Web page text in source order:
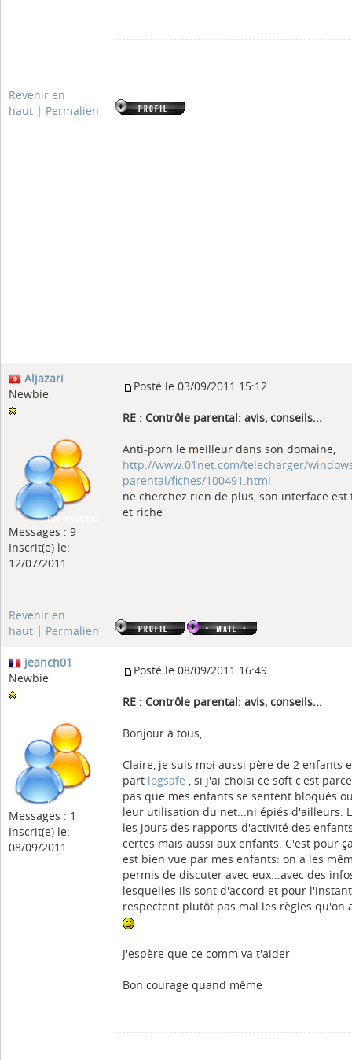
Revenir en
haut | Permalien
Aljazari
Newbie
Messages : 9
Inscrit(e) le:
12/07/2011
Posté le 03/09/2011 15:12
RE : Contrôle parental: avis, conseils...
Anti-porn le meilleur dans son domaine,
http://www.01net.com/telecharger/
parental/fiches/100491.html
ne cherchez rien de plus, son interface
et riche
Revenir en
haut | Permalien
jeanch01
Newbie
Messages : 1
Inscrit(e) le:
08/09/2011
Posté le 08/09/2011 16:49
RE : Contrôle parental: avis, conseils...
Bonjour à tous,
Claire, je suis moi aussi père de 2 enfants
part logsafe , si j'ai choisi ce soft c'est
pas que mes enfants se sentent bloqués
leur utilisation du net...ni épiés d'ailleurs.
les jours des rapports d'activité des
certes mais aussi aux enfants. C'est pour
est bien vue par mes enfants: on a les
permis de discuter avec eux...avec des
lesquelles ils sont d'accord et pour
respectent plutôt pas mal les règles qu'on
J'espère que ce comm va t'aider
Bon courage quand même